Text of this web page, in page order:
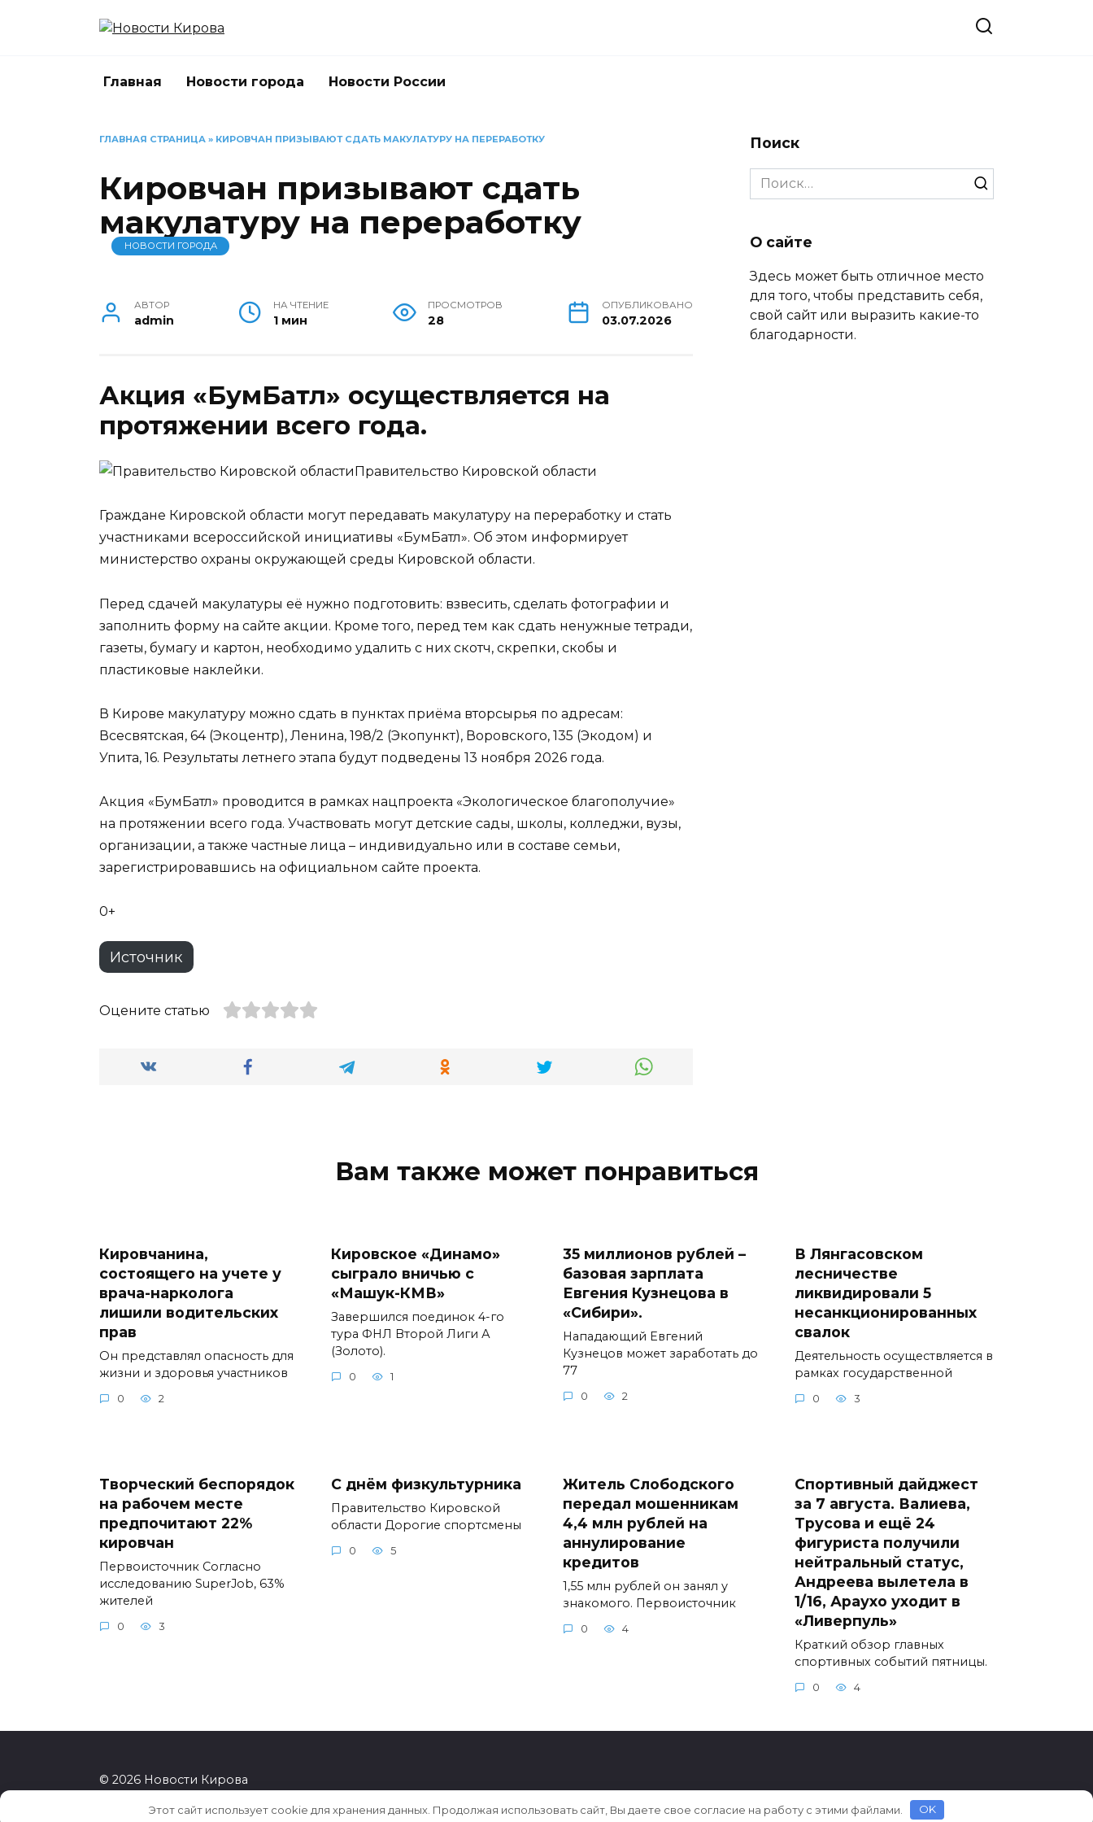
Главная Новости города Новости России
ГЛАВНАЯ СТРАНИЦА » КИРОВЧАН ПРИЗЫВАЮТ СДАТЬ МАКУЛАТУРУ НА ПЕРЕРАБОТКУ
Кировчан призывают сдать
макулатуру на переработку
НОВОСТИ ГОРОДА
АВТОР
admin
НА ЧТЕНИЕ
1 мин
ПРОСМОТРОВ
28
ОПУБЛИКОВАНО
03.07.2026
Акция «БумБатл» осуществляется на
протяжении всего года.
Правительство Кировской области
Граждане Кировской области могут передавать макулатуру на переработку и стать
участниками всероссийской инициативы «БумБатл». Об этом информирует
министерство охраны окружающей среды Кировской области.
Перед сдачей макулатуры её нужно подготовить: взвесить, сделать фотографии и
заполнить форму на сайте акции. Кроме того, перед тем как сдать ненужные тетради,
газеты, бумагу и картон, необходимо удалить с них скотч, скрепки, скобы и
пластиковые наклейки.
В Кирове макулатуру можно сдать в пунктах приёма вторсырья по адресам:
Всесвятская, 64 (Экоцентр), Ленина, 198/2 (Экопункт), Воровского, 135 (Экодом) и
Упита, 16. Результаты летнего этапа будут подведены 13 ноября 2026 года.
Акция «БумБатл» проводится в рамках нацпроекта «Экологическое благополучие»
на протяжении всего года. Участвовать могут детские сады, школы, колледжи, вузы,
организации, а также частные лица – индивидуально или в составе семьи,
зарегистрировавшись на официальном сайте проекта.
0+
Источник
Оцените статью
Поиск
Search
for:
О сайте
Здесь может быть отличное место
для того, чтобы представить себя,
свой сайт или выразить какие-то
благодарности.
Вам также может понравиться
Кировчанина,
состоящего на учете у
врача-нарколога
лишили водительских
прав
Он представлял опасность для
жизни и здоровья участников
0 2
Кировское «Динамо»
сыграло вничью с
«Машук-КМВ»
Завершился поединок 4-го
тура ФНЛ Второй Лиги А
(Золото).
0 1
35 миллионов рублей –
базовая зарплата
Евгения Кузнецова в
«Сибири».
Нападающий Евгений
Кузнецов может заработать до
77
0 2
В Лянгасовском
лесничестве
ликвидировали 5
несанкционированных
свалок
Деятельность осуществляется в
рамках государственной
0 3
Творческий беспорядок
на рабочем месте
предпочитают 22%
кировчан
Первоисточник Согласно
исследованию SuperJob, 63%
жителей
0 3
С днём физкультурника
Правительство Кировской
области Дорогие спортсмены
0 5
Житель Слободского
передал мошенникам
4,4 млн рублей на
аннулирование
кредитов
1,55 млн рублей он занял у
знакомого. Первоисточник
0 4
Спортивный дайджест
за 7 августа. Валиева,
Трусова и ещё 24
фигуриста получили
нейтральный статус,
Андреева вылетела в
1/16, Араухо уходит в
«Ливерпуль»
Краткий обзор главных
спортивных событий пятницы.
0 4
© 2026 Новости Кирова
Этот сайт использует cookie для хранения данных. Продолжая использовать сайт, Вы даете свое согласие на работу с этими файлами. OK